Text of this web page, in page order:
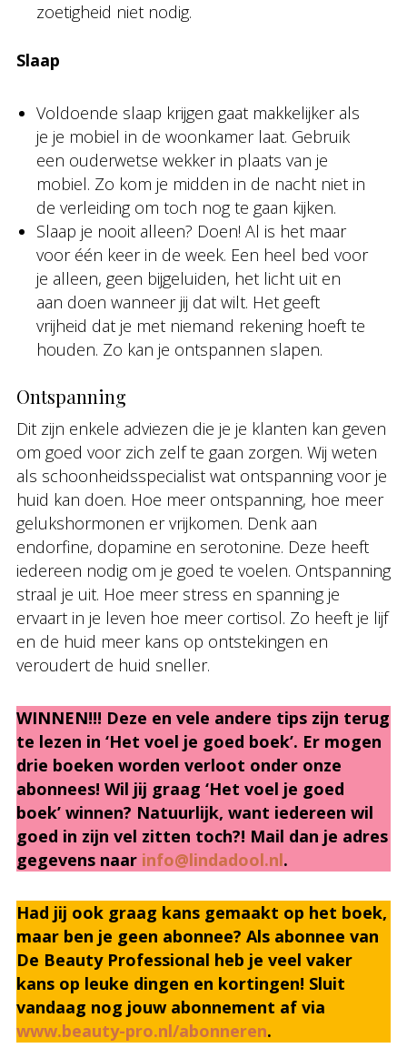
zoetigheid niet nodig.
Slaap
Voldoende slaap krijgen gaat makkelijker als
je je mobiel in de woonkamer laat. Gebruik
een ouderwetse wekker in plaats van je
mobiel. Zo kom je midden in de nacht niet in
de verleiding om toch nog te gaan kijken.
Slaap je nooit alleen? Doen! Al is het maar
voor één keer in de week. Een heel bed voor
je alleen, geen bijgeluiden, het licht uit en
aan doen wanneer jij dat wilt. Het geeft
vrijheid dat je met niemand rekening hoeft te
houden. Zo kan je ontspannen slapen.
Ontspanning
Dit zijn enkele adviezen die je je klanten kan geven
om goed voor zich zelf te gaan zorgen. Wij weten
als schoonheidsspecialist wat ontspanning voor je
huid kan doen. Hoe meer ontspanning, hoe meer
gelukshormonen er vrijkomen. Denk aan
endorfine, dopamine en serotonine. Deze heeft
iedereen nodig om je goed te voelen. Ontspanning
straal je uit. Hoe meer stress en spanning je
ervaart in je leven hoe meer cortisol. Zo heeft je lijf
en de huid meer kans op ontstekingen en
veroudert de huid sneller.
WINNEN!!! Deze en vele andere tips zijn terug
te lezen in ‘Het voel je goed boek’. Er mogen
drie boeken worden verloot onder onze
abonnees! Wil jij graag ‘Het voel je goed
boek’ winnen? Natuurlijk, want iedereen wil
goed in zijn vel zitten toch?! Mail dan je adres
gegevens naar info@lindadool.nl.
Had jij ook graag kans gemaakt op het boek,
maar ben je geen abonnee? Als abonnee van
De Beauty Professional heb je veel vaker
kans op leuke dingen en kortingen! Sluit
vandaag nog jouw abonnement af via
www.beauty-pro.nl/abonneren.